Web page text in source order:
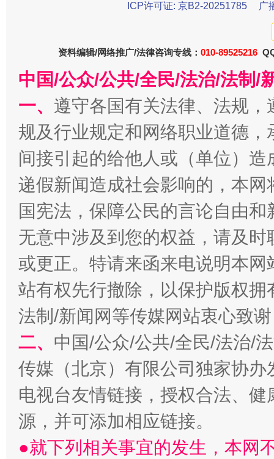
习近平的博鳌关键词
“刷贴”乱象丛生
生
ICP许可证: 京B2-20251785
广
资料编辑/网络推广/法律咨询专线： 010-89525216
中国/公众/公共/全民/法治/法制/
一、 遵守各国有关法律、法规
规及行业规定和网络职业道德
间接引起的给他人或（单位）
递假新闻造成社会影响的，本
国宪法，保障公民的言论自由
无意中涉及到您的权益，请及
或更正。特请来函来电说明本
站有权先行撤除，以保护版权
法制/新闻网等传媒网站衷心致
二、 中国/公众/公共/全民/法治/
传媒（北京）有限公司独家协
电视台友情链接，授权合法、
源，并可添加相应链接。
●就下列相关事宜的发生，本网